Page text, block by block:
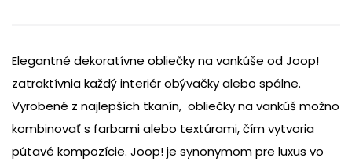
Elegantné dekoratívne obliečky na vankúše od Joop!
zatraktívnia každý interiér obývačky alebo spálne.
Vyrobené z najlepších tkanín, obliečky na vankúš možno
kombinovať s farbami alebo textúrami, čím vytvoria
pútavé kompozície. Joop! je synonymom pre luxus vo